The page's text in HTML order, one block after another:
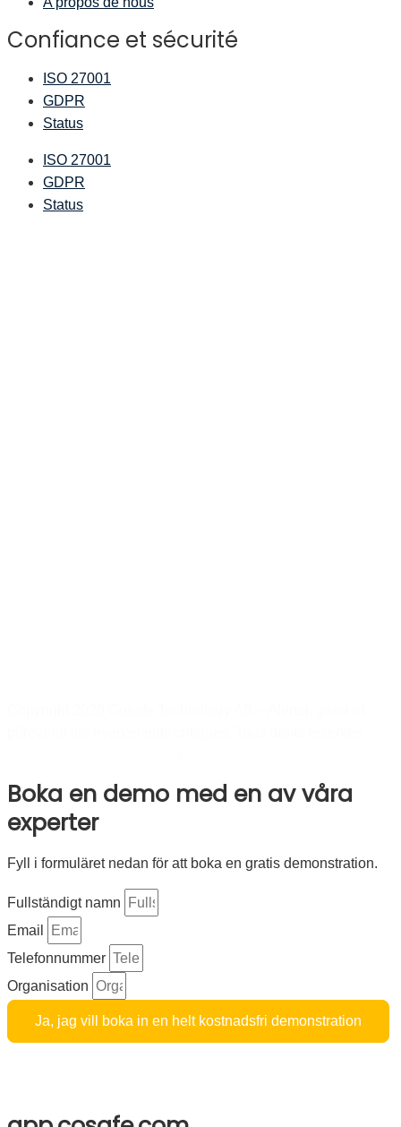
Confiance et sécurité
ISO 27001
GDPR
Status
ISO 27001
GDPR
Status
Boka en demo med en av våra
experter
Fyll i formuläret nedan för att boka en gratis demonstration.
Fullständigt namn
Email
Telefonnummer
Organisation
Ja, jag vill boka in en helt kostnadsfri demonstration